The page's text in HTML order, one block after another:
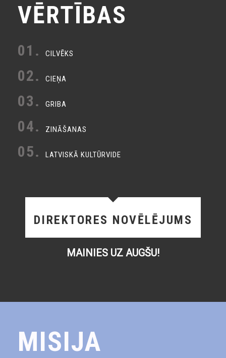
VĒRTĪBAS
01. CILVĒKS
02. CIEŅA
03. GRIBA
04. ZINĀŠANAS
05. LATVISKĀ KULTŪRVIDE
DIREKTORES NOVĒLĒJUMS
MAINIES UZ AUGŠU!
MISIJA